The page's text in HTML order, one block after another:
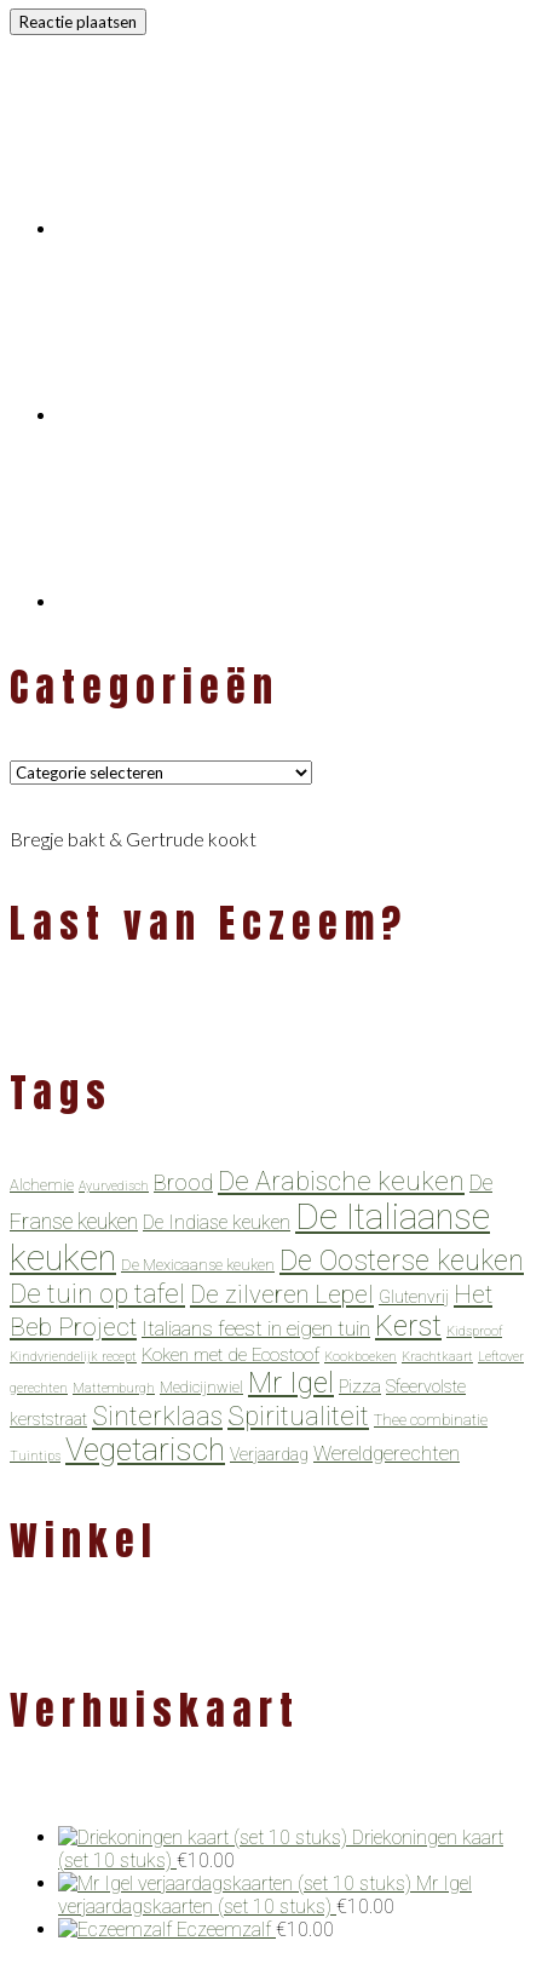
Categorieën
Categorieën
Bregje bakt & Gertrude kookt
Last van Eczeem?
Tags
Alchemie Ayurvedisch Brood De Arabische keuken De
Franse keuken De Indiase keuken De Italiaanse
keuken De Mexicaanse keuken De Oosterse keuken
De tuin op tafel De zilveren Lepel Glutenvrij Het
Beb Project Italiaans feest in eigen tuin Kerst Kidsproof
Kindvriendelijk recept Koken met de Ecostoof Kookboeken Krachtkaart Leftover
gerechten Mattemburgh Medicijnwiel Mr Igel Pizza Sfeervolste
kerststraat Sinterklaas Spiritualiteit Thee combinatie
Tuintips Vegetarisch Verjaardag Wereldgerechten
Winkel
Verhuiskaart
Driekoningen kaart
(set 10 stuks) €10.00
Mr Igel
verjaardagskaarten (set 10 stuks) €10.00
Eczeemzalf €10.00